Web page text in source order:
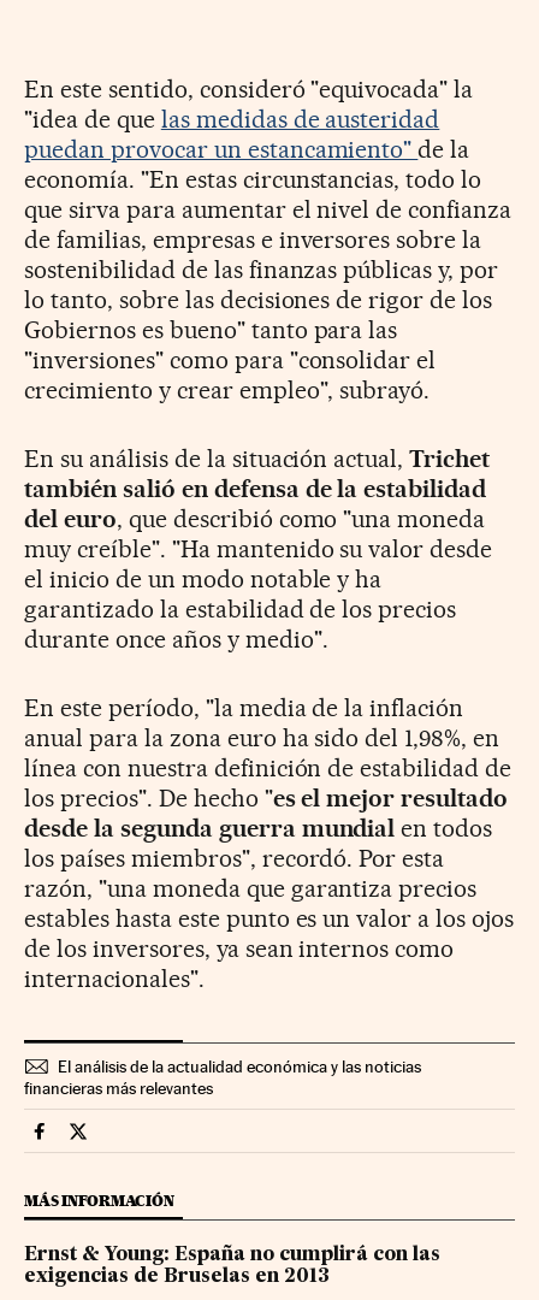
En este sentido, consideró "equivocada" la
"idea de que las medidas de austeridad
puedan provocar un estancamiento"de la
economía. "En estas circunstancias, todo lo
que sirva para aumentar el nivel de confianza
de familias, empresas e inversores sobre la
sostenibilidad de las finanzas públicas y, por
lo tanto, sobre las decisiones de rigor de los
Gobiernos es bueno" tanto para las
"inversiones" como para "consolidar el
crecimiento y crear empleo", subrayó.
En su análisis de la situación actual,Trichet
también salió en defensa de la estabilidad
del euro, que describió como "una moneda
muy creíble". "Ha mantenido su valor desde
el inicio de un modo notable y ha
garantizado la estabilidad de los precios
durante once años y medio".
En este período, "la media de la inflación
anual para la zona euro ha sido del 1,98%, en
línea con nuestra definición de estabilidad de
los precios". De hecho "es el mejor resultado
desde la segunda guerra mundial en todos
los países miembros", recordó. Por esta
razón, "una moneda que garantiza precios
estables hasta este punto es un valor a los ojos
de los inversores, ya sean internos como
internacionales".
El análisis de la actualidad económica y las noticias
financieras más relevantes
Economia Cinco Días en Facebook
Economia Cinco Días en Twitter
MÁS INFORMACIÓN
Ernst & Young: España no cumplirá con las
exigencias de Bruselas en 2013